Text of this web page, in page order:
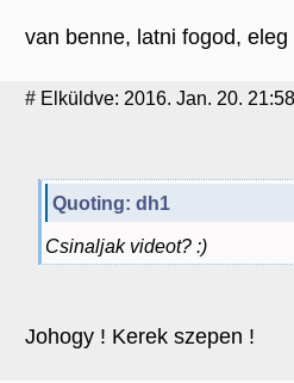
van benne, latni fogod,
# Elküldve: 2016. Jan. 20. 21:58
Quoting: dh1
Csinaljak videot? :)
Johogy ! Kerek szepen !